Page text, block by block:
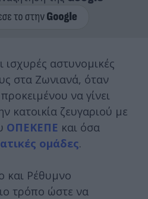
ισχυρές αστυνομικές
στα Ζωνιανά, όταν
να γίνει
κατοικία ζευγαριού με
ΟΠΕΚΕΠΕ και όσα
ομάδες.
και Ρέθυμνο
τρόπο ώστε να